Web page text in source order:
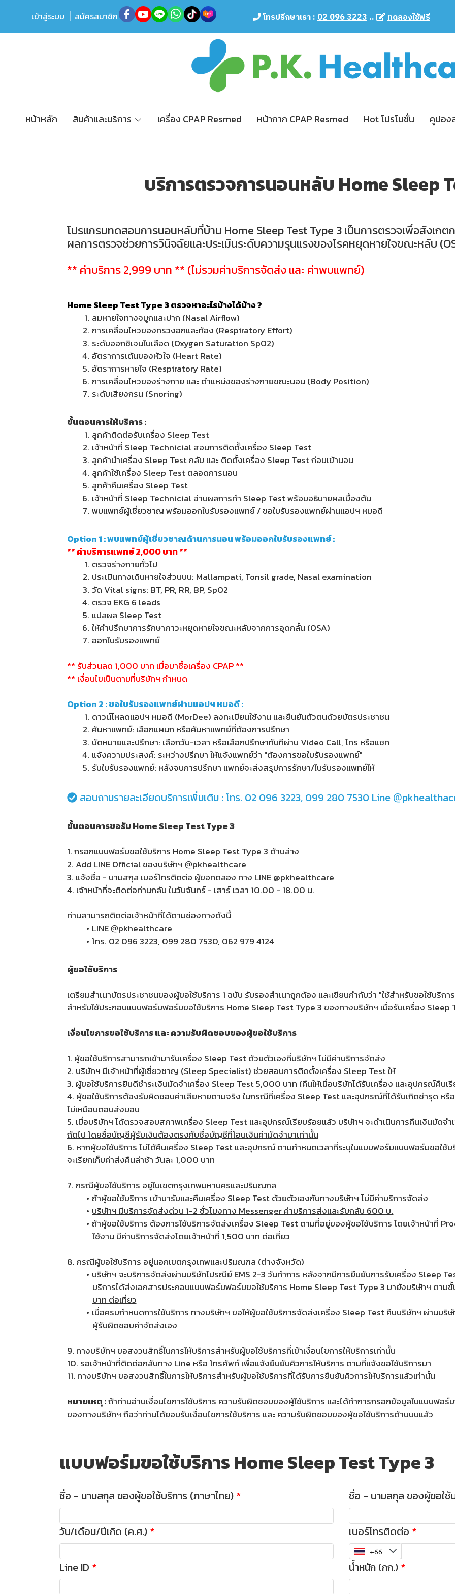
เข้าสู่ระบบ สมัครสมาชิก โทรปรึกษาเรา :02 096 3223.. ทดลองใช้ฟรี
หน้าหลัก สินค้าและบริการ เครื่อง CPAP Resmed หน้ากาก CPAP Resmed Hot โปรโมชั่น คูปอง
บริการตรวจการนอนหลับ Home Sleep
โปรแกรมทดสอบการนอนหลับที่บ้าน Home Sleep Test Type 3 เป็นการตรวจเพื่อสังเก
ผลการตรวจช่วยการวินิจฉัยและประเมินระดับความรุนแรงของโรคหยุดหายใจขณะหลับ
** ค่าบริการ 2,999 บาท ** (ไม่รวมค่าบริการจัดส่ง และ ค่าพบแพทย์)
Home Sleep Test Type 3 ตรวจหาอะไรบ้างได้บ้าง ?
ลมหายใจทางจมูกและปาก (Nasal Airflow)
การเคลื่อนไหวของทรวงอกและท้อง (Respiratory Effort)
ระดับออกซิเจนในเลือด (Oxygen Saturation SpO2)
อัตราการเต้นของหัวใจ (Heart Rate)
อัตราการหายใจ (Respiratory Rate)
การเคลื่อนไหวของร่างกาย และ ตำแหน่งของร่างกายขณะนอน (Body Position)
ระดับเสียงกรน (Snoring)
ขั้นตอนการให้บริการ :
ลูกค้าติดต่อรับเครื่อง Sleep Test
เจ้าหน้าที่ Sleep Technicial สอนการติดตั้งเครื่อง Sleep Test
ลูกค้านำเครื่อง Sleep Test กลับ และ ติดตั้งเครื่อง Sleep Test ก่อนเข้านอน
ลูกค้าใช้เครื่อง Sleep Test ตลอดการนอน
ลูกค้าคืนเครื่อง Sleep Test
เจ้าหน้าที่ Sleep Technicial อ่านผลการทำ Sleep Test พร้อมอธิบายผลเบื้องต้น
พบแพทย์ผู้เชี่ยวชาญ พร้อมออกใบรับรองแพทย์ / ขอใบรับรองแพทย์ผ่านแอปฯ หมอดี
Option 1 : พบแพทย์ผู้เชี่ยวชาญด้านการนอน พร้อมออกใบรับรองแพทย์ :
** ค่าบริการแพทย์ 2,000 บาท **
ตรวจร่างกายทั่วไป
ประเมินทางเดินหายใจส่วนบน: Mallampati, Tonsil grade, Nasal examination
วัด Vital signs: BT, PR, RR, BP, SpO2
ตรวจ EKG 6 leads
แปลผล Sleep Test
ให้คำปรึกษาการรักษาภาวะหยุดหายใจขณะหลับจากการอุดกลั้น (OSA)
ออกใบรับรองแพทย์
** รับส่วนลด 1,000 บาท เมื่อมาซื้อเครื่อง CPAP **
** เงื่อนไขเป็นตามที่บริษัทฯ กำหนด
Option 2 : ขอใบรับรองแพทย์ผ่านแอปฯ หมอดี :
ดาวน์โหลดแอปฯ หมอดี (MorDee) ลงทะเบียนใช้งาน และยืนยันตัวตนด้วยบัตรประชาชน
ค้นหาแพทย์: เลือกแผนก หรือค้นหาแพทย์ที่ต้องการปรึกษา
นัดหมายและปรึกษา: เลือกวัน-เวลา หรือเลือกปรึกษาทันทีผ่าน Video Call, โทร หรือแชท
แจ้งความประสงค์: ระหว่างปรึกษา ให้แจ้งแพทย์ว่า "ต้องการขอใบรับรองแพทย์"
รับใบรับรองแพทย์: หลังจบการปรึกษา แพทย์จะส่งสรุปการรักษา/ใบรับรองแพทย์ให้
สอบถามรายละเอียดบริการเพิ่มเติม : โทร. 02 096 3223, 099 280 7530 Line @
ขั้นตอนการขอรับ Home Sleep Test Type 3
1. กรอกแบบฟอร์มขอใช้บริการ Home Sleep Test Type 3 ด้านล่าง
2. Add LINE Official ของบริษัทฯ@pkhealthcare
3. แจ้งชื่อ - นามสกุล เบอร์โทรติดต่อ ผู้ขอทดลอง ทาง LINE @pkhealthcare
4. เจ้าหน้าที่จะติดต่อท่านกลับ ในวันจันทร์ - เสาร์ เวลา 10.00 - 18.00 น.
ท่านสามารถติดต่อเจ้าหน้าที่ได้ตามช่องทางดังนี้
LINE@pkhealthcare
โทร. 02 096 3223, 099 280 7530, 062 979 4124
ผู้ขอใช้บริการ
เตรียมสำเนาบัตรประชาชนของผู้ขอใช้บริการ 1 ฉบับ รับรองสำเนาถูกต้อง และเขียนกำกับว่า "ใช้สำหรับขอใช้บริ
สำหรับใช้ประกอบแบบฟอร์มฟอร์มขอใช้บริการ Home Sleep Test Type 3 ของทางบริษัทฯ เมื่อรับเครื่อง Sleep
เงื่อนไขการขอใช้บริการ และ ความรับผิดชอบของผู้ขอใช้บริการ
1. ผู้ขอใช้บริการสามารถเข้ามารับเครื่อง Sleep Test ด้วยตัวเองที่บริษัทฯไม่มีค่าบริการจัดส่ง
2. บริษัทฯ มีเจ้าหน้าที่ผู้เชี่ยวชาญ (Sleep Specialist) ช่วยสอนการติดตั้งเครื่อง Sleep Test ให้
3. ผู้ขอใช้บริการยินดีชำระเงินมัดจำเครื่อง Sleep Test 5,000 บาท (คืนให้เมื่อบริษัทได้รับเครื่อง และอุปกรณ์คืนเ
4. ผู้ขอใช้บริการต้องรับผิดชอบค่าเสียหายตามจริง ในกรณีที่เครื่อง Sleep Test และอุปกรณ์ที่ได้รับเกิดชำรุด ห
ไม่เหมือนตอนส่งมอบ
5. เมื่อบริษัทฯ ได้ตรวจสอบสภาพเครื่อง Sleep Test และอุปกรณ์เรียบร้อยแล้ว บริษัทฯ จะดำเนินการคืนเงินมัดจ
ถัดไป โดยชื่อบัญชีผู้รับเงินต้องตรงกับชื่อบัญชีที่โอนเงินค่ามัดจำมาเท่านั้น
6. หากผู้ขอใช้บริการ ไม่ได้คืนเครื่อง Sleep Test และอุปกรณ์ ตามกำหนดเวลาที่ระบุในแบบฟอร์มแบบฟอร์มขอใ
จะเรียกเก็บค่าส่งคืนล่าช้า วันละ 1,000 บาท
7. กรณีผู้ขอใช้บริการ อยู่ในเขตกรุงเทพมหานครและปริมณฑล
ถ้าผู้ขอใช้บริการ เข้ามารับและคืนเครื่อง Sleep Test ด้วยตัวเองกับทางบริษัทฯไม่มีค่าบริการจัดส่ง
บริษัทฯ มีบริการจัดส่งด่วน 1-2 ชั่วโมงทาง Messenger ค่าบริการส่งและรับกลับ 600 บ.
ถ้าผู้ขอใช้บริการ ต้องการใช้บริการจัดส่งเครื่อง Sleep Test ตามที่อยู่ของผู้ขอใช้บริการ โดยเจ้าหน้าที่
ใช้งาน มีค่าบริการจัดส่งโดยเจ้าหน้าที่ 1,500 บาท ต่อเที่ยว
8. กรณีผู้ขอใช้บริการ อยู่นอกเขตกรุงเทพและปริมณฑล (ต่างจังหวัด)
บริษัทฯ จะบริการจัดส่งผ่านบริษัทไปรณีย์ EMS 2-3 วันทำการ หลังจากมีการยืนยันการรับเครื่อง Sleep
บริการได้ส่งเอกสารประกอบแบบฟอร์มฟอร์มขอใช้บริการ Home Sleep Test Type 3 มายังบริษัทฯ ตาม
บาท ต่อเที่ยว
เมื่อครบกำหนดการใช้บริการ ทางบริษัทฯ ขอให้ผู้ขอใช้บริการจัดส่งเครื่อง Sleep Test คืนบริษัทฯ ผ่านบ
ผู้รับผิดชอบค่าจัดส่งเอง
9. ทางบริษัทฯ ขอสงวนสิทธิ์ในการให้บริการสำหรับผู้ขอใช้บริการที่เข้าเงื่อนไขการให้บริการเท่านั้น
10. รอเจ้าหน้าที่ติดต่อกลับทาง Line หรือ โทรศัพท์ เพื่อแจ้งยืนยันคิวการให้บริการ ตามที่แจ้งขอใช้บริการมา
11. ทางบริษัทฯ ขอสงวนสิทธิ์ในการให้บริการสำหรับผู้ขอใช้บริการที่ได้รับการยืนยันคิวการให้บริการแล้วเท่านั้น
หมายเหตุ :ถ้าท่านอ่านเงื่อนไขการใช้บริการ ความรับผิดชอบของผู้ใช้บริการ และได้ทำการกรอกข้อมูลในแบบฟอ
ของทางบริษัทฯ ถือว่าท่านได้ยอมรับเงื่อนไขการใช้บริการ และ ความรับผิดชอบของผู้ขอใช้บริการด้านบนแล้ว
แบบฟอร์มขอใช้บริการ Home Sleep Test Type 3
ชื่อ - นามสกุล ของผู้ขอใช้บริการ (ภาษาไทย) ชื่อ - นามสกุล ของผู้ขอใช้
วัน/เดือน/ปีเกิด (ค.ศ.) เบอร์โทรติดต่อ
Line ID น้ำหนัก (กก.)